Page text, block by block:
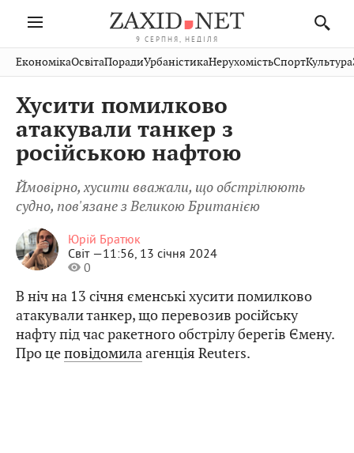
9 СЕРПНЯ, НЕДІЛЯ
Івано-
Франківськ
Волинь
Закарпаття
Рівне
Шептицький
Стрий
Хмельницький
Публікації
Авто СловкоКультура
Кіно Дім
Фото Освіта
ЕкономікаОсвітаПорадиУрбаністикаНерухомістьСпортКультура
Хусити помилково
атакували танкер з
російською нафтою
Ймовірно, хусити вважали, що обстрілюють
судно, пов'язане з Великою Британією
Юрій Братюк
Світ —11:56, 13 січня 2024
0
В ніч на 13 січня єменські хусити помилково
атакували танкер, що перевозив російську
нафту під час ракетного обстрілу берегів Ємену.
Про цеповідомилаагенція Reuters.